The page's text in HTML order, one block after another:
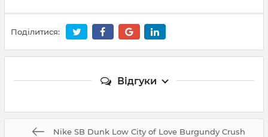
Поділитися:
Відгуки
Nike SB Dunk Low City of Love Burgundy Crush